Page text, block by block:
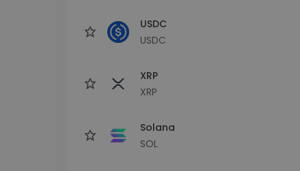
USDC
USDC
XRP
XRP
Solana
SOL